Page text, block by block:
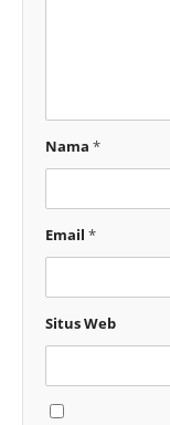
Nama *
Email *
Situs Web